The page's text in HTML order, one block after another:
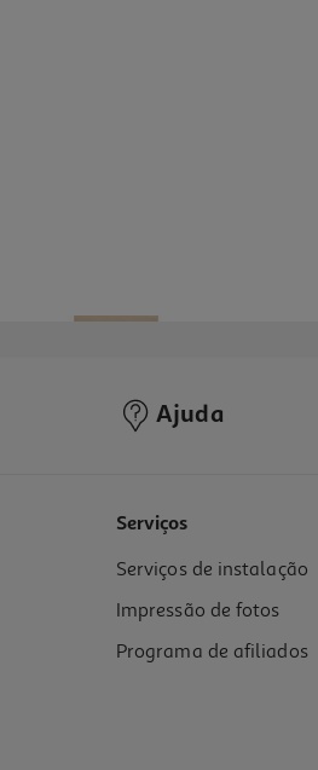
Ajuda
Serviços
Serviços de instalação
Impressão de fotos
Programa de afiliados